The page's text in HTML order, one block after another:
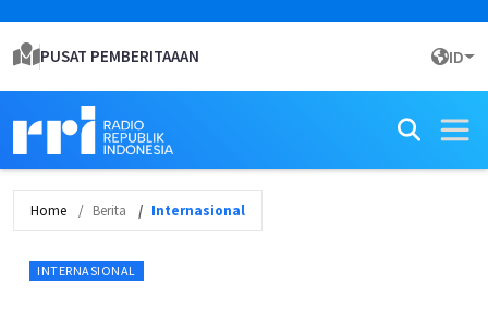
PUSAT PEMBERITAAAN ID
Home Berita Internasional
INTERNASIONAL